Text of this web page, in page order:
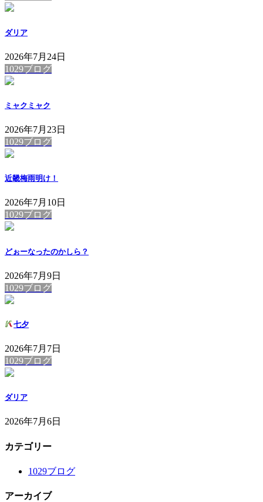
ダリア
2026年7月24日
1029ブログ
ミャクミャク
2026年7月23日
1029ブログ
近畿梅雨明け！
2026年7月10日
1029ブログ
どぉーなったのかしら？
2026年7月9日
1029ブログ
七夕
2026年7月7日
1029ブログ
ダリア
2026年7月6日
カテゴリー
1029ブログ
アーカイブ